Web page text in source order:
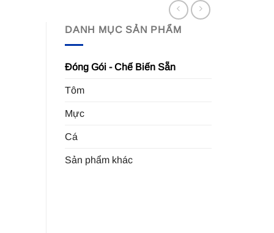
DANH MỤC SẢN PHẨM
Đóng Gói - Chế Biến Sẵn
Tôm
Mực
Cá
Sản phẩm khác